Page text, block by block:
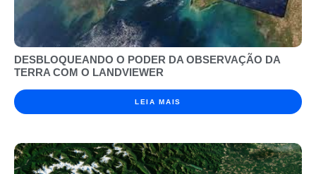
DESBLOQUEANDO O PODER DA OBSERVAÇÃO DA
TERRA COM O LANDVIEWER
LEIA MAIS